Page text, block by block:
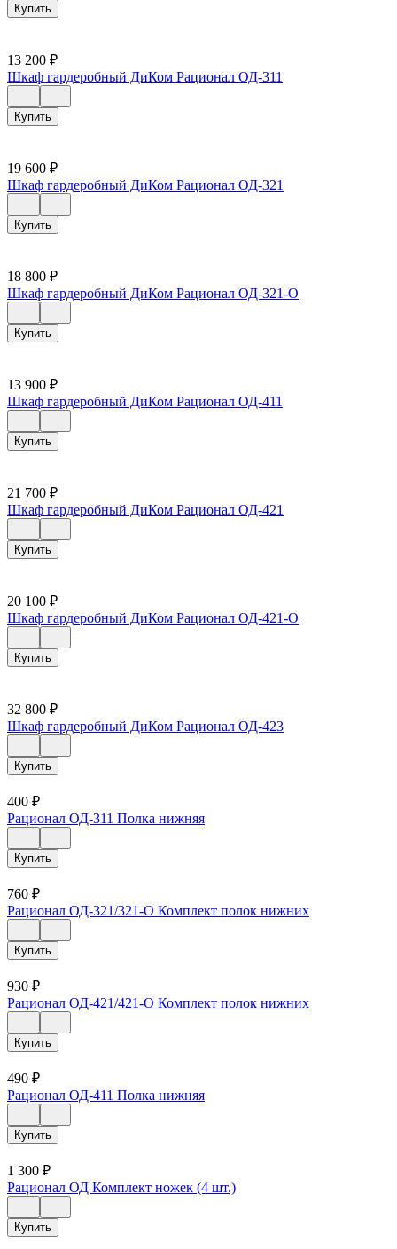
Купить
13 200 ₽
Шкаф гардеробный ДиКом Рационал ОД-311
Купить
19 600 ₽
Шкаф гардеробный ДиКом Рационал ОД-321
Купить
18 800 ₽
Шкаф гардеробный ДиКом Рационал ОД-321-О
Купить
13 900 ₽
Шкаф гардеробный ДиКом Рационал ОД-411
Купить
21 700 ₽
Шкаф гардеробный ДиКом Рационал ОД-421
Купить
20 100 ₽
Шкаф гардеробный ДиКом Рационал ОД-421-О
Купить
32 800 ₽
Шкаф гардеробный ДиКом Рационал ОД-423
Купить
400 ₽
Рационал ОД-311 Полка нижняя
Купить
760 ₽
Рационал ОД-321/321-О Комплект полок нижних
Купить
930 ₽
Рационал ОД-421/421-О Комплект полок нижних
Купить
490 ₽
Рационал ОД-411 Полка нижняя
Купить
1 300 ₽
Рационал ОД Комплект ножек (4 шт.)
Купить